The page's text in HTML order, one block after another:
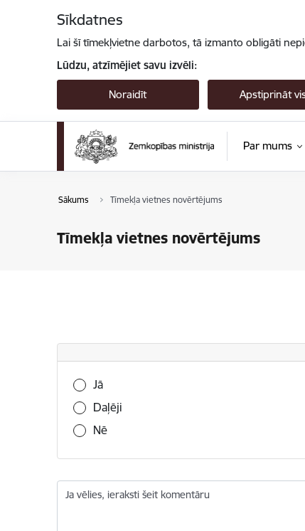
Sīkdatnes
Lai šī tīmekļvietne darbotos, tā izmanto obligāti
Lūdzu, atzīmējiet savu izvēli:
Noraidīt Apstiprināt
Par mums
Sākums Tīmekļa vietnes novērtējums
Tīmekļa vietnes novērtējums
Vai šī informācija bija noderīga?
Jā
Daļēji
Nē
Ja vēlies, ieraksti šeit komentāru